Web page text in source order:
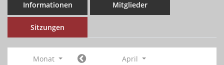
Informationen Mitglieder
Sitzungen
Monat
April